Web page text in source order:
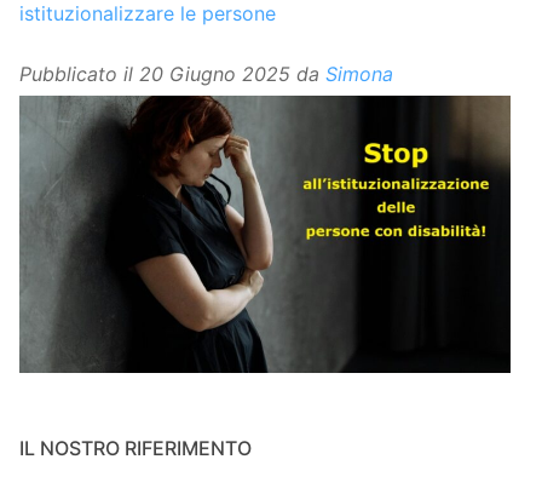
istituzionalizzare le persone
Pubblicato il 20 Giugno 2025 da Simona
IL NOSTRO RIFERIMENTO